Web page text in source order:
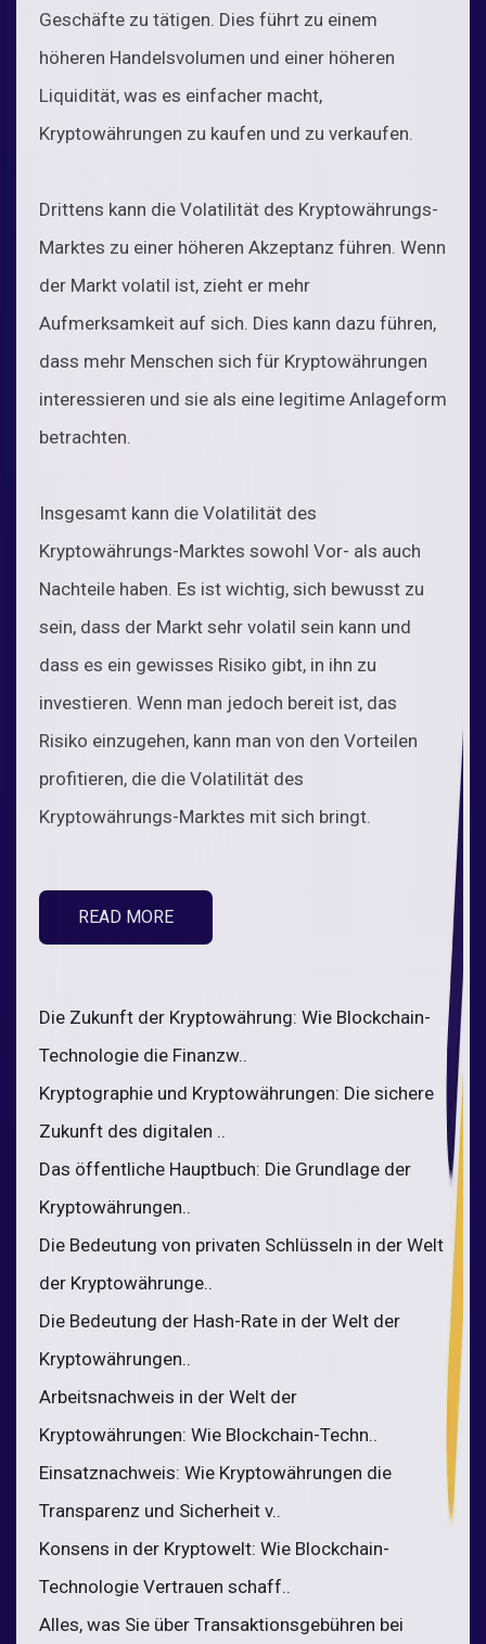
Geschäfte zu tätigen. Dies führt zu einem
höheren Handelsvolumen und einer höheren
Liquidität, was es einfacher macht,
Kryptowährungen zu kaufen und zu verkaufen.
Drittens kann die Volatilität des Kryptowährungs-
Marktes zu einer höheren Akzeptanz führen. Wenn
der Markt volatil ist, zieht er mehr
Aufmerksamkeit auf sich. Dies kann dazu führen,
dass mehr Menschen sich für Kryptowährungen
interessieren und sie als eine legitime Anlageform
betrachten.
Insgesamt kann die Volatilität des
Kryptowährungs-Marktes sowohl Vor- als auch
Nachteile haben. Es ist wichtig, sich bewusst zu
sein, dass der Markt sehr volatil sein kann und
dass es ein gewisses Risiko gibt, in ihn zu
investieren. Wenn man jedoch bereit ist, das
Risiko einzugehen, kann man von den Vorteilen
profitieren, die die Volatilität des
Kryptowährungs-Marktes mit sich bringt.
READ MORE
Die Zukunft der Kryptowährung: Wie Blockchain-
Technologie die Finanzw..
Kryptographie und Kryptowährungen: Die sichere
Zukunft des digitalen ..
Das öffentliche Hauptbuch: Die Grundlage der
Kryptowährungen..
Die Bedeutung von privaten Schlüsseln in der Welt
der Kryptowährunge..
Die Bedeutung der Hash-Rate in der Welt der
Kryptowährungen..
Arbeitsnachweis in der Welt der
Kryptowährungen: Wie Blockchain-Techn..
Einsatznachweis: Wie Kryptowährungen die
Transparenz und Sicherheit v..
Konsens in der Kryptowelt: Wie Blockchain-
Technologie Vertrauen schaff..
Alles, was Sie über Transaktionsgebühren bei